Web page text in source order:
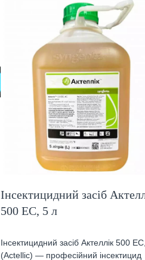
Інсектицидний засіб
500 ЕС, 5 л
Інсектицидний засіб Актеллік 500
(Actellic) — професійний інсектицид